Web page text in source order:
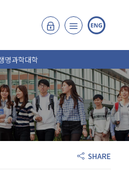
명과학대학
SHARE